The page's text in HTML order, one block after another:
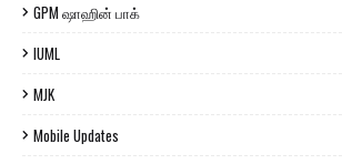
GPM ஷாஹின் பாக்
IUML
MJK
Mobile Updates